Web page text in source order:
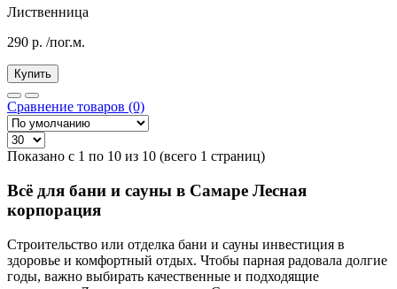
Лиственница
290 р. /пог.м.
Купить
Сравнение товаров (0)
Показано с 1 по 10 из 10 (всего 1 страниц)
Всё для бани и сауны в Самаре Лесная
корпорация
Строительство или отделка бани и сауны инвестиция в
здоровье и комфортный отдых. Чтобы парная радовала долгие
годы, важно выбирать качественные и подходящие